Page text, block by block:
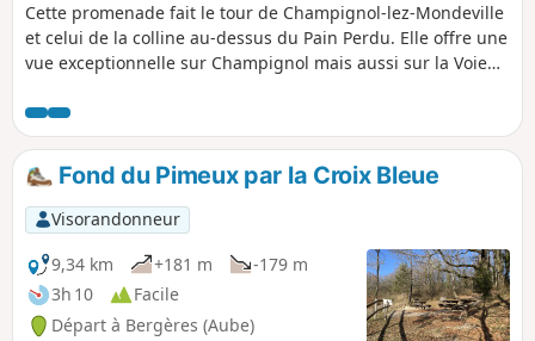
Cette promenade fait le tour de Champignol-lez-Mondeville
et celui de la colline au-dessus du Pain Perdu. Elle offre une
vue exceptionnelle sur Champignol mais aussi sur la Voie
Fond du Pimeux par la Croix Bleue
Visorandonneur
9,34 km
+181 m
-179 m
3h 10
Facile
Départ à Bergères (Aube)